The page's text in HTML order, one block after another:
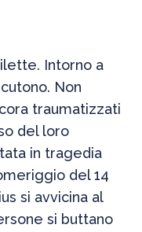
Intorno a
Non
traumatizzati
del loro
in tragedia
del 14
si avvicina al
si buttano